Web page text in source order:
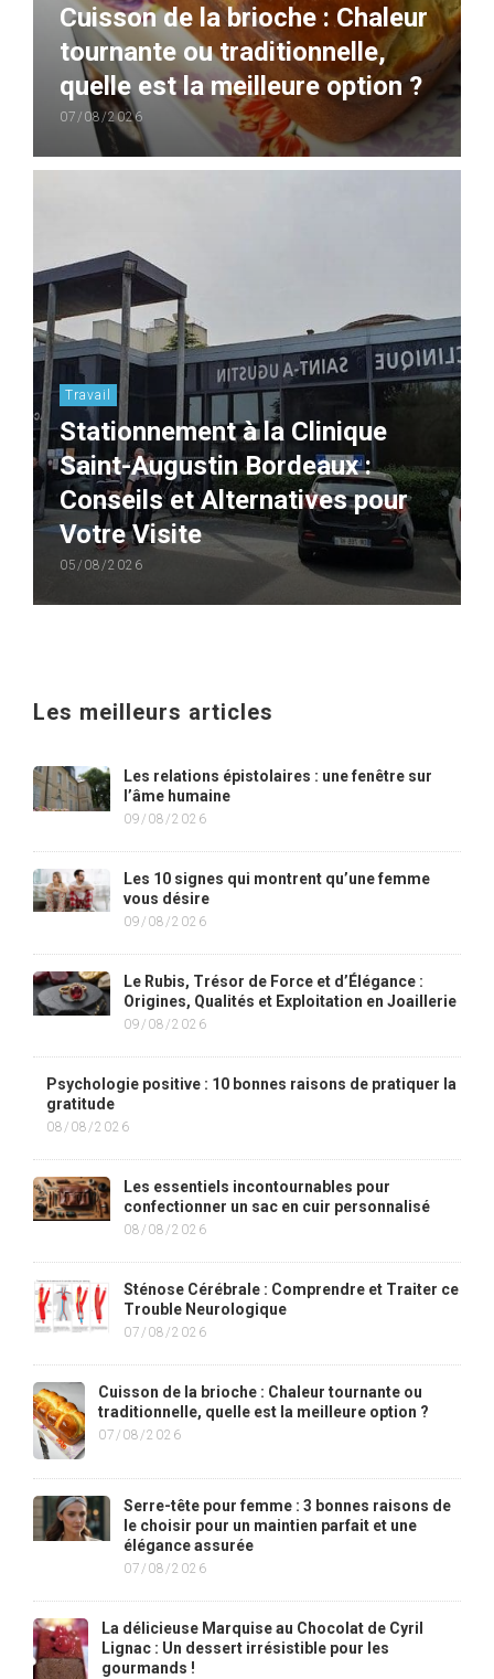
Cuisson de la brioche : Chaleur
tournante ou traditionnelle,
quelle est la meilleure option ?
07/08/2026
Travail
Stationnement à la Clinique
Saint-Augustin Bordeaux :
Conseils et Alternatives pour
Votre Visite
05/08/2026
Les meilleurs articles
Les relations épistolaires : une fenêtre sur
l’âme humaine
09/08/2026
Les 10 signes qui montrent qu’une femme
vous désire
09/08/2026
Le Rubis, Trésor de Force et d’Élégance :
Origines, Qualités et Exploitation en Joaillerie
09/08/2026
Psychologie positive : 10 bonnes raisons de pratiquer la
gratitude
08/08/2026
Les essentiels incontournables pour
confectionner un sac en cuir personnalisé
08/08/2026
Sténose Cérébrale : Comprendre et Traiter ce
Trouble Neurologique
07/08/2026
Cuisson de la brioche : Chaleur tournante ou
traditionnelle, quelle est la meilleure option ?
07/08/2026
Serre-tête pour femme : 3 bonnes raisons de
le choisir pour un maintien parfait et une
élégance assurée
07/08/2026
La délicieuse Marquise au Chocolat de Cyril
Lignac : Un dessert irrésistible pour les
gourmands !